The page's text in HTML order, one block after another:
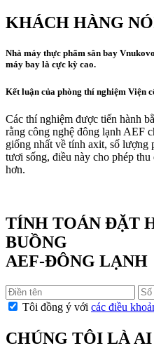
KHÁCH HÀNG
Nhà máy thực phẩm sân bay
máy bay là cực kỳ cao.
Kết luận của phòng thí nghiệm Viện
Các thí nghiệm được tiến hành
rằng công nghệ đông lạnh AEF
giống nhất về tính axit, số lượng
tươi sống, điều này cho phép
hơn.
TÍNH TOÁN ĐẶT
BUỒNG
AEF-ĐÔNG LẠNH
Tôi đồng ý với các điều
CHÚNG TÔI LÀ AI